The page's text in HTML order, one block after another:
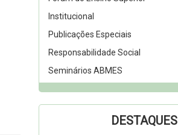
Institucional
Publicações Especiais
Responsabilidade Social
Seminários ABMES
DESTAQUES